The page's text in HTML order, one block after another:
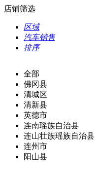
店铺筛选
区域
汽车销售
排序
全部
佛冈县
清城区
清新县
英德市
连南瑶族自治县
连山壮族瑶族自治县
连州市
阳山县